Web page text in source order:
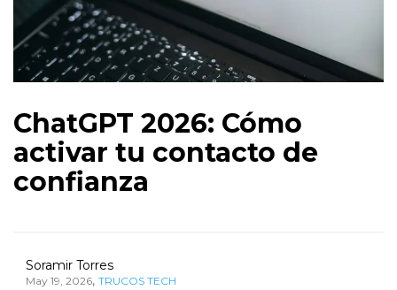
ChatGPT 2026: Cómo
activar tu contacto de
confianza
Soramir Torres
May 19, 2026, TRUCOS TECH